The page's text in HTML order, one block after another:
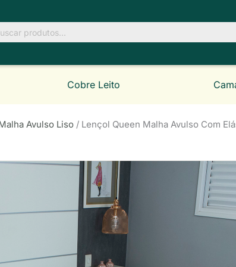
Cobre Leito
Avulso Liso / Lençol Queen Malha Avulso Com